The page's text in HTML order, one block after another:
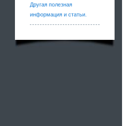
Другая полезная
информация и статьи.